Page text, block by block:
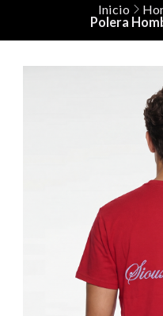
Inicio
Polera